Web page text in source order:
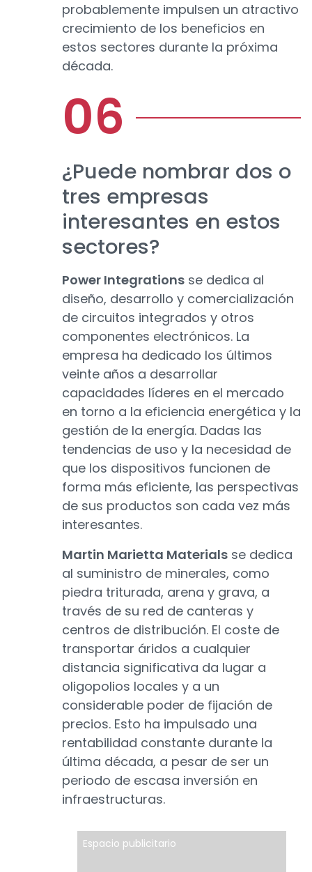
probablemente impulsen un atractivo
crecimiento de los beneficios en
estos sectores durante la próxima
década.
¿Puede nombrar dos o
tres empresas
interesantes en estos
sectores?
Power Integrations se dedica al
diseño, desarrollo y comercialización
de circuitos integrados y otros
componentes electrónicos. La
empresa ha dedicado los últimos
veinte años a desarrollar
capacidades líderes en el mercado
en torno a la eficiencia energética y la
gestión de la energía. Dadas las
tendencias de uso y la necesidad de
que los dispositivos funcionen de
forma más eficiente, las perspectivas
de sus productos son cada vez más
interesantes.
Martin Marietta Materials se dedica
al suministro de minerales, como
piedra triturada, arena y grava, a
través de su red de canteras y
centros de distribución. El coste de
transportar áridos a cualquier
distancia significativa da lugar a
oligopolios locales y a un
considerable poder de fijación de
precios. Esto ha impulsado una
rentabilidad constante durante la
última década, a pesar de ser un
periodo de escasa inversión en
infraestructuras.
Espacio publicitario